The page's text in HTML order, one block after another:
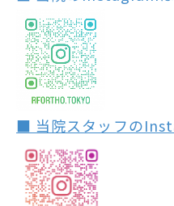
■ 当院スタッフの